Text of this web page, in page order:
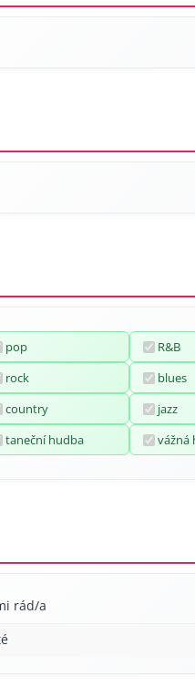
pop
R&B
rock
blues
country
jazz
taneční hudba
vážná
rád/a